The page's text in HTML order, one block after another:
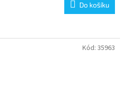
Do košíku
Kód: 35963